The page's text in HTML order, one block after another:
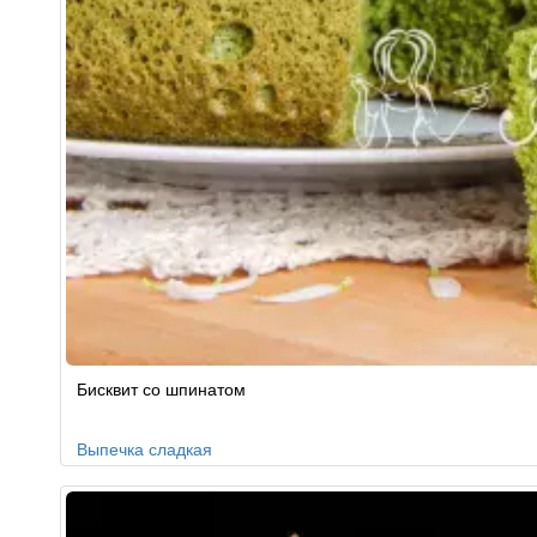
Бисквит со шпинатом
Выпечка сладкая